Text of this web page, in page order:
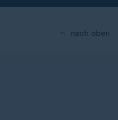
nach oben